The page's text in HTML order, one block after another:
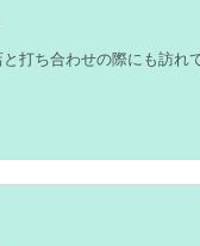
打ち合わせの際にも訪れ